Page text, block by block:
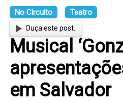
No Circuito Teatro
Ouça este post.
Musical
em Salvador